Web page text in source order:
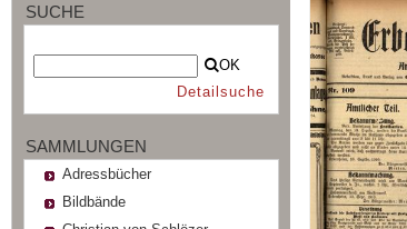
SUCHE
OK
Detailsuche
SAMMLUNGEN
Adressbücher
Bildbände